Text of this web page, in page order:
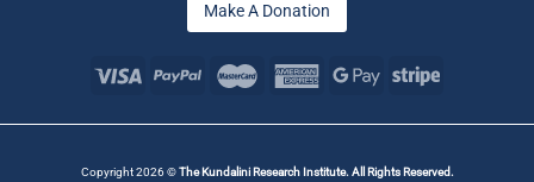
Make A Donation
Copyright 2026 ©The Kundalini Research Institute. All Rights Reserved.